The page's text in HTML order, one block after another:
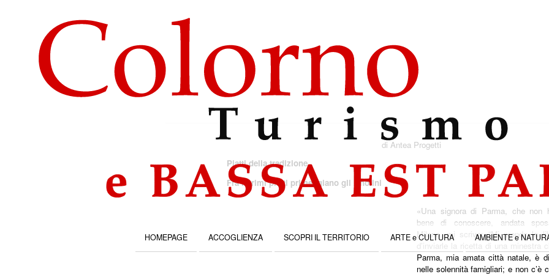
HOMEPAGE ACCOGLIENZA SCOPRI IL TERRITORIO ARTE e CULTURA AMBIENTE e
diAntea Progetti
Piatti della tradizione
Fra i primi piatti primeggiano gli Anolini
«Una signora di Parma, che non
bene di conoscere, andata
Milano, mi scrive: “Mi prendo la
d’inviarle la ricetta di una minestra
Parma, mia amata città natale, è
nelle solennità famigliari; e non c’è